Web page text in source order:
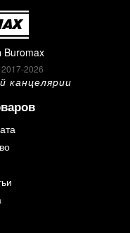
Buromax
2026
канцелярии